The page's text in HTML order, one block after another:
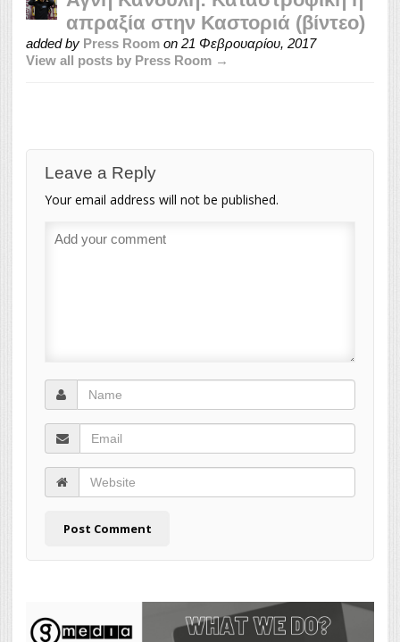
απραξία στην Καστοριά (βίντεο)
added by Press Room on 21 Φεβρουαρίου, 2017
View all posts by Press Room →
Leave a Reply
Your email address will not be published.